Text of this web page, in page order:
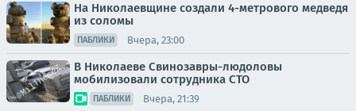
На Николаевщине создали 4-метрового медведя
из соломы
ПАБЛИКИ Вчера, 23:00
В Николаеве Свинозавры-людоловы
мобилизовали сотрудника СТО
ПАБЛИКИ Вчера, 21:39